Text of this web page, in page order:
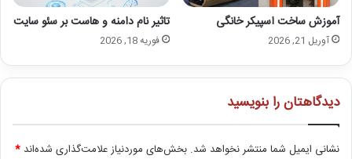
آموزش ساخت اسپیکر خانگی
آوریل 21, 2026
تاثیر نام دامنه و هاست بر سئو سایت
فوریه 18, 2026
دیدگاهتان را بنویسید
نشانی ایمیل شما منتشر نخواهد شد. بخش‌های موردنیاز علامت‌گذاری شده‌اند *